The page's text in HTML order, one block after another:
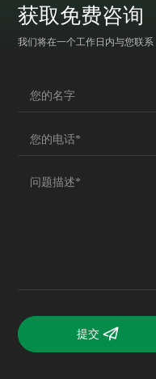
获取免费咨询
我们将在一个工作日内与您联系
提交